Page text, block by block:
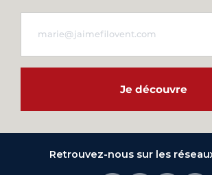
Je découvre
Retrouvez-nous sur les